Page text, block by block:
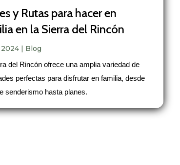
y Rutas para hacer en
en la Sierra del Rincón
2024 | Blog
del Rincón ofrece una amplia variedad de
perfectas para disfrutar en familia, desde
senderismo hasta planes.